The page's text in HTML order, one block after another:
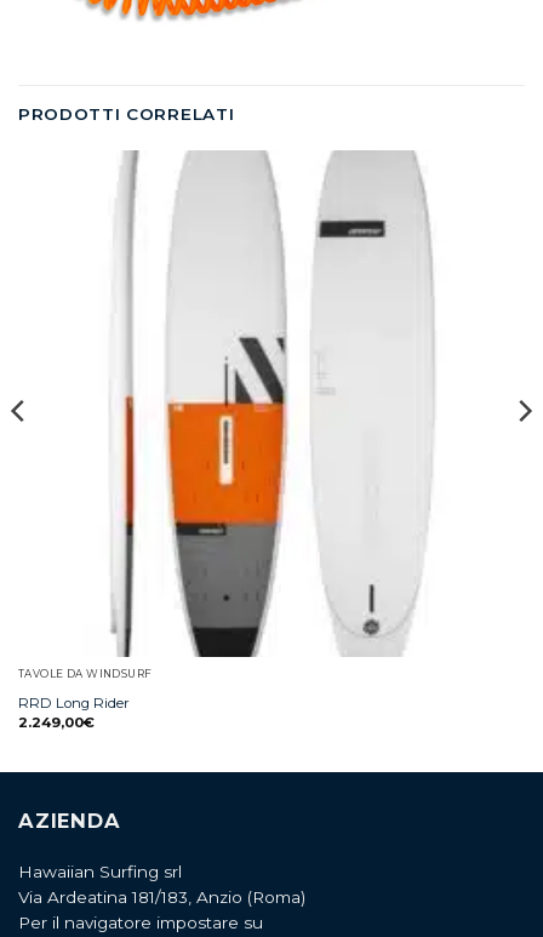
PRODOTTI CORRELATI
TAVOLE DA WINDSURF
RRD Long Rider
2.249,00€
AZIENDA
Hawaiian Surfing srl
Via Ardeatina 181/183, Anzio (Roma)
Per il navigatore impostare su